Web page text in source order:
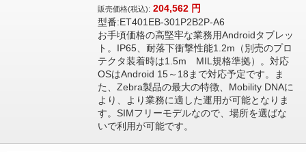
販売価格(税込): 204,562 円
型番:ET401EB-301P2B2P-A6
お手頃価格の高堅牢な業務用Androidタブレッ
ト。IP65、耐落下衝撃性能1.2m（別売のプロ
テクタ装着時は1.5m MIL規格準拠）。対応
OSはAndroid 15～18まで対応予定です。ま
た、Zebra製品の最大の特徴、Mobility DNAに
より、より業務に適した運用が可能となりま
す。SIMフリーモデルなので、場所を選ばな
いで利用が可能です。